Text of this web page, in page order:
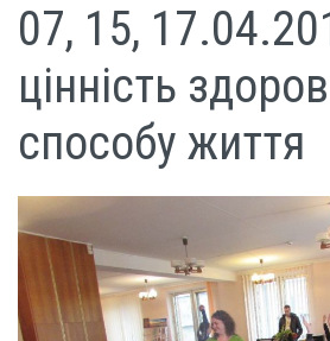
07, 15,
цінність
способу життя